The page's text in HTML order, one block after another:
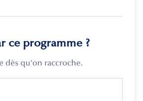
ce programme ?
dès qu'on raccroche.